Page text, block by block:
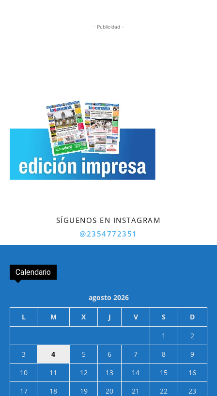
- Publicidad -
SÍGUENOS EN INSTAGRAM
@2354772351
Calendario
agosto 2026
L M X J V S D
1
2
3
4 5 6 7 8
9
10
11 12 13 14 15
16
17
18 19 20 21 22
23